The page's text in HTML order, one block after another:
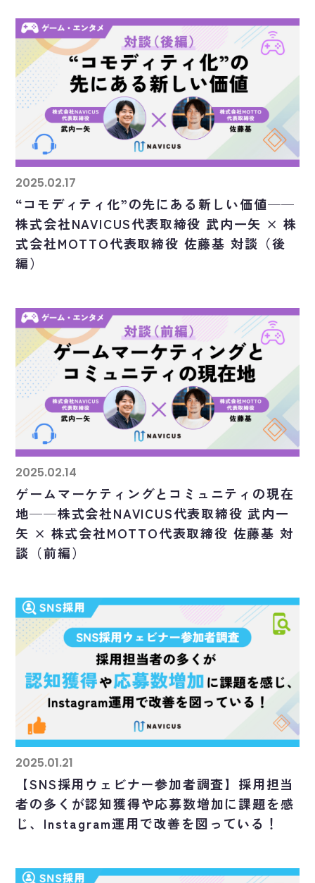
2025.02.17
“コモディティ化”の先にある新しい価値──
株式会社NAVICUS代表取締役 武内一矢 × 株
式会社MOTTO代表取締役 佐藤基 対談（後
編）
2025.02.14
ゲームマーケティングとコミュニティの現在
地──株式会社NAVICUS代表取締役 武内一
矢 × 株式会社MOTTO代表取締役 佐藤基 対
談（前編）
2025.01.21
【SNS採用ウェビナー参加者調査】採用担当
者の多くが認知獲得や応募数増加に課題を感
じ、Instagram運用で改善を図っている！